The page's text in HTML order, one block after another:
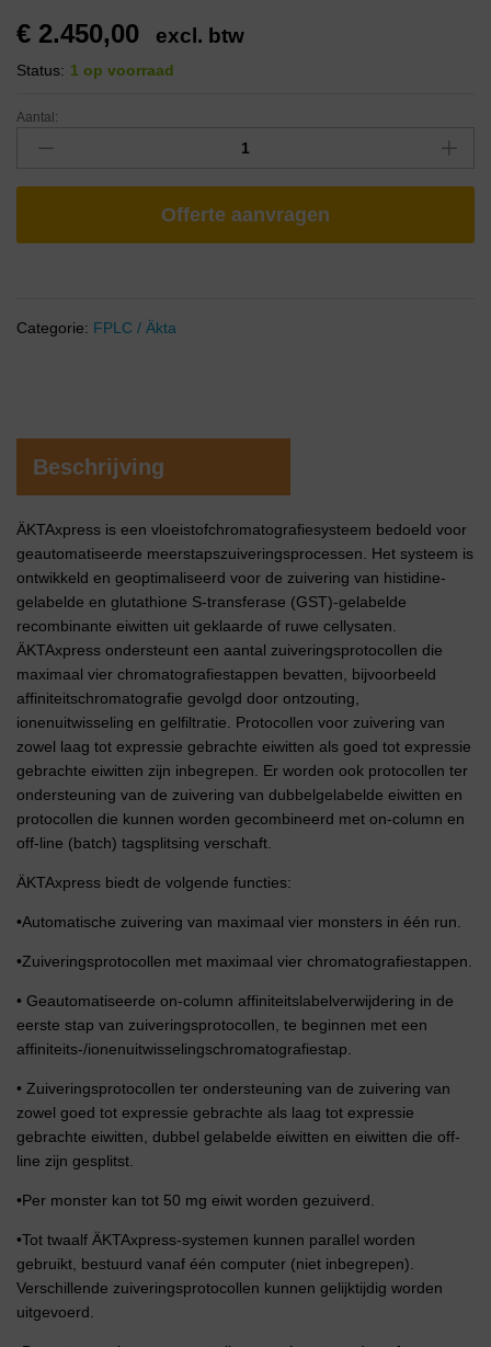
€ 2.450,00 excl. btw
Status: 1 op voorraad
Aantal:
Offerte aanvragen
Categorie: FPLC / Äkta
Beschrijving
ÄKTAxpress is een vloeistofchromatografiesysteem bedoeld voor
geautomatiseerde meerstapszuiveringsprocessen. Het systeem is
ontwikkeld en geoptimaliseerd voor de zuivering van histidine-
gelabelde en glutathione S-transferase (GST)-gelabelde
recombinante eiwitten uit geklaarde of ruwe cellysaten.
ÄKTAxpress ondersteunt een aantal zuiveringsprotocollen die
maximaal vier chromatografiestappen bevatten, bijvoorbeeld
affiniteitschromatografie gevolgd door ontzouting,
ionenuitwisseling en gelfiltratie. Protocollen voor zuivering van
zowel laag tot expressie gebrachte eiwitten als goed tot expressie
gebrachte eiwitten zijn inbegrepen. Er worden ook protocollen ter
ondersteuning van de zuivering van dubbelgelabelde eiwitten en
protocollen die kunnen worden gecombineerd met on-column en
off-line (batch) tagsplitsing verschaft.
ÄKTAxpress biedt de volgende functies:
•Automatische zuivering van maximaal vier monsters in één run.
•Zuiveringsprotocollen met maximaal vier chromatografiestappen.
• Geautomatiseerde on-column affiniteitslabelverwijdering in de
eerste stap van zuiveringsprotocollen, te beginnen met een
affiniteits-/ionenuitwisselingschromatografiestap.
• Zuiveringsprotocollen ter ondersteuning van de zuivering van
zowel goed tot expressie gebrachte als laag tot expressie
gebrachte eiwitten, dubbel gelabelde eiwitten en eiwitten die off-
line zijn gesplitst.
•Per monster kan tot 50 mg eiwit worden gezuiverd.
•Tot twaalf ÄKTAxpress-systemen kunnen parallel worden
gebruikt, bestuurd vanaf één computer (niet inbegrepen).
Verschillende zuiveringsprotocollen kunnen gelijktijdig worden
uitgevoerd.